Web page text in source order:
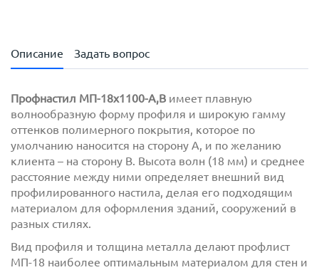
Описание Задать вопрос
сполитикой обработки персональных данных
ознакомлен(-а) и даюсогласиена обработку
персональных данных
Профнастил МП-18х1100-А,В имеет плавную
волнообразную форму профиля и широкую гамму
оттенков полимерного покрытия, которое по
умолчанию наносится на сторону А, и по желанию
клиента – на сторону В. Высота волн (18 мм) и среднее
расстояние между ними определяет внешний вид
профилированного настила, делая его подходящим
материалом для оформления зданий, сооружений в
разных стилях.
Вид профиля и толщина металла делают профлист
МП-18 наиболее оптимальным материалом для стен и